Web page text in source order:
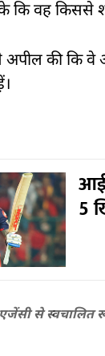
कि वह किससे
की कि वे
5
एजेंसी से स्वचालित